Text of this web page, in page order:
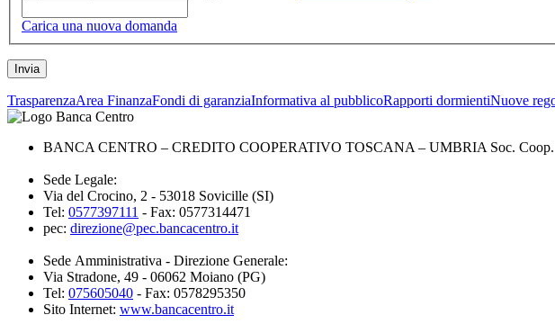
Carica una nuova domanda
TrasparenzaArea FinanzaFondi di garanziaInformativa al pubblicoRapporti dormientiNuove
BANCA CENTRO – CREDITO COOPERATIVO TOSCANA – UMBRIA Soc. Coop.
Sede Legale:
Via del Crocino, 2 - 53018 Sovicille (SI)
Tel: 0577397111 - Fax: 0577314471
pec: direzione@pec.bancacentro.it
Sede Amministrativa - Direzione Generale:
Via Stradone, 49 - 06062 Moiano (PG)
Tel: 075605040 - Fax: 0578295350
Sito Internet: www.bancacentro.it